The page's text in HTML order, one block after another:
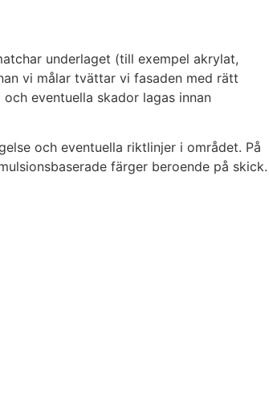
underlaget (till exempel akrylat,
vi målar tvättar vi fasaden med rätt
eventuella skador lagas innan
och eventuella riktlinjer i området. På
färger beroende på skick.